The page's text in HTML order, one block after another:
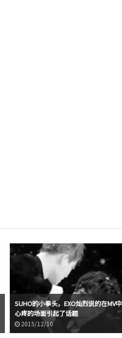
SUHO的小拳头，EXO灿烈说的在MV中
心疼的场面引起了话题
2015/12/10